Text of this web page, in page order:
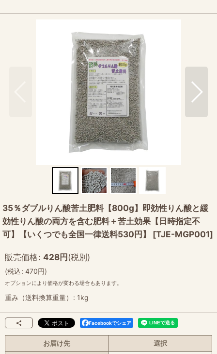
35％ダブルりん酸苦土肥料【800g】即効性りん酸と緩
効性りん酸の両方を含む肥料＋苦土効果【日時指定不
可】【いくつでも全国一律送料530円】
[TJE-MGP001]
販売価格: 428円(税別)
(税込: 470円)
オプションにより価格が変わる場合もあります。
重み（送料換算重量） : 1kg
Facebookでシェア
お届け先
選択